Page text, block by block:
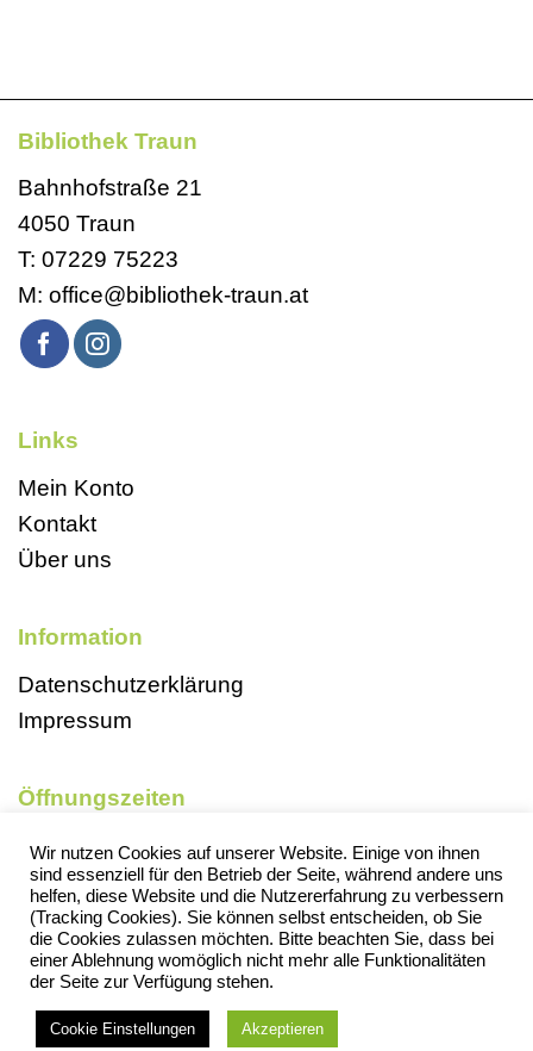
Bibliothek Traun
Bahnhofstraße 21
4050 Traun
T: 07229 75223
M: office@bibliothek-traun.at
Links
Mein Konto
Kontakt
Über uns
Information
Datenschutzerklärung
Impressum
Öffnungszeiten
Mo, So und Feiertags geschlossen
Di 9-18 Uhr
Mi 13-18 Uhr
Do 13-18 Uhr
Fr 13-18 Uhr
Sa 9-13 Uhr
Wir nutzen Cookies auf unserer Website. Einige von ihnen
sind essenziell für den Betrieb der Seite, während andere uns
helfen, diese Website und die Nutzererfahrung zu verbessern
(Tracking Cookies). Sie können selbst entscheiden, ob Sie
die Cookies zulassen möchten. Bitte beachten Sie, dass bei
einer Ablehnung womöglich nicht mehr alle Funktionalitäten
der Seite zur Verfügung stehen.
Cookie Einstellungen Akzeptieren